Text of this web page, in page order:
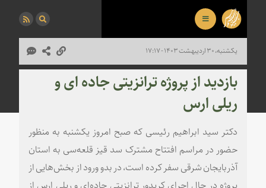
یکشنبه، ۳۰ اردیبهشت ۱۴۰۳ - ۱۷:۱۷
بازدید از پروژه ترانزیتی جاده ای و
ریلی ارس
دکتر سید ابراهیم رئیسی که صبح امروز یکشنبه به منظور
حضور در مراسم افتتاح مشترک سد قیز قلعه‌سی به استان
آذربایجان شرقی سفر کرده است،‌ در بدو ورود از بخش‌هایی از
پروژه در حال اجرای کریدور ترانزیتی جاده‌ای و ریلی ارس از